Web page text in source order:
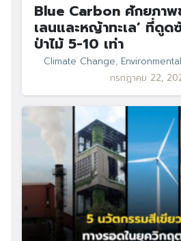
Search
for:
Blue Carbon ศักยภาพ
เลนและหญ้าทะเล’ ที่ดู
ป่าไม้ 5-10 เท่า
Climate Change,
กรกฎาคม 22,